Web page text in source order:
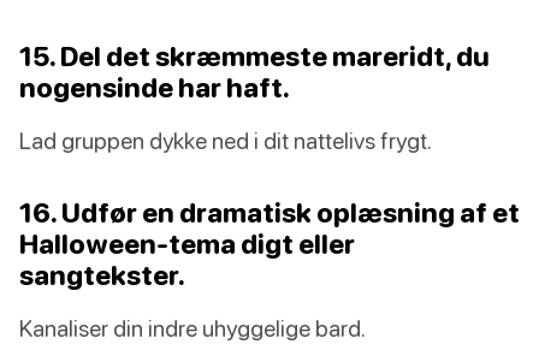
15. Del det skræmmeste mareridt, du
nogensinde har haft.
Lad gruppen dykke ned i dit nattelivs frygt.
16. Udfør en dramatisk oplæsning af et
Halloween-tema digt eller
sangtekster.
Kanaliser din indre uhyggelige bard.